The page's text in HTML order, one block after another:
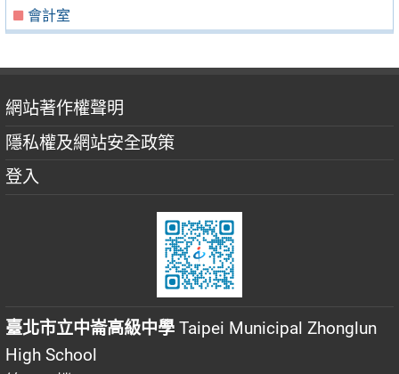
會計室
網站著作權聲明
隱私權及網站安全政策
登入
臺北市立中崙高級中學 Taipei Municipal Zhonglun
High School